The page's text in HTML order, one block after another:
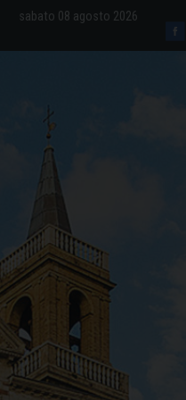
sabato 08 agosto 2026